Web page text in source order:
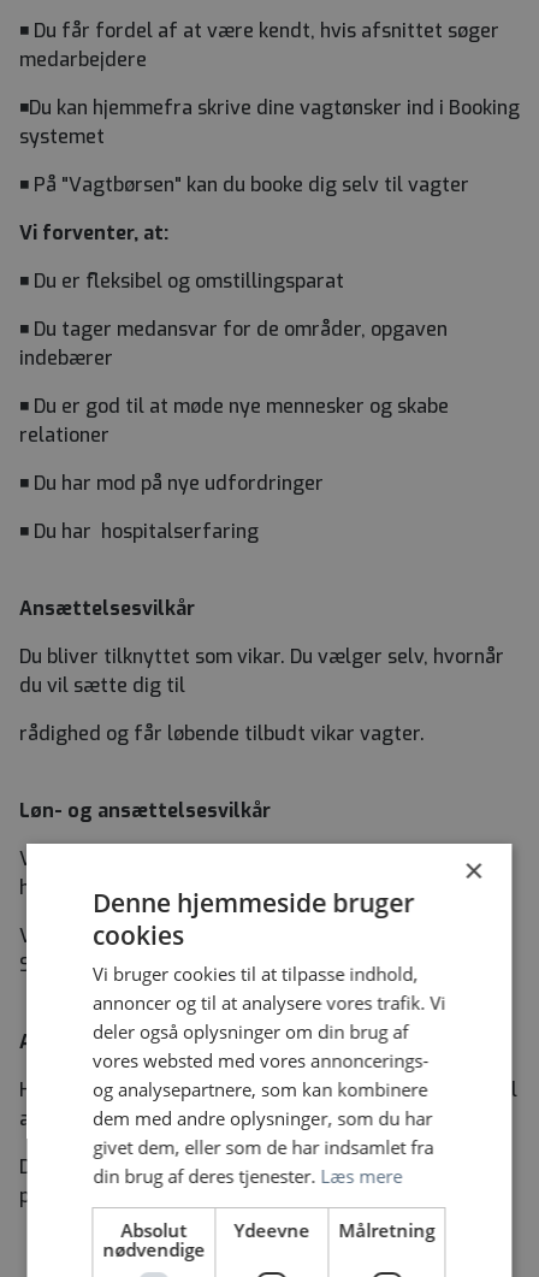
◾ Du får fordel af at være kendt, hvis afsnittet søger
medarbejdere
◾Du kan hjemmefra skrive dine vagtønsker ind i Booking
systemet
◾ På "Vagtbørsen" kan du booke dig selv til vagter
Vi forventer, at:
◾ Du er fleksibel og omstillingsparat
◾ Du tager medansvar for de områder, opgaven
indebærer
◾ Du er god til at møde nye mennesker og skabe
relationer
◾ Du har mod på nye udfordringer
◾ Du har hospitalserfaring
Ansættelsesvilkår
Du bliver tilknyttet som vikar. Du vælger selv, hvornår
du vil sætte dig til
rådighed og får løbende tilbudt vikar vagter.
Løn- og ansættelsesvilkår
Vi følger løn- og ansættelsesforhold som er fastsat i
henhold til
Vikaraftalen /overenskomsten indgået mellem Dansk
Sygeplejeråd og Danske Regioner.
Ansøgningsprocedure
Hvis du vil vide mere om stillingen, er du velkommen til
at kontakte os på tlf.: 48 29 30 56
Du kan også læse mere
på:
www.nordsjaellandshospital.dk
×
Denne hjemmeside bruger
cookies
Vi bruger cookies til at tilpasse indhold,
annoncer og til at analysere vores trafik. Vi
deler også oplysninger om din brug af
vores websted med vores annoncerings-
og analysepartnere, som kan kombinere
dem med andre oplysninger, som du har
givet dem, eller som de har indsamlet fra
din brug af deres tjenester. Læs mere
Absolut
nødvendige
Ydeevne Målretning